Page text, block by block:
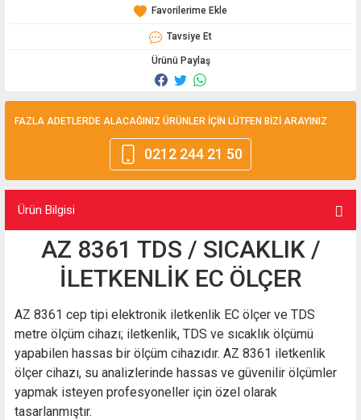
Tavsiye Et
Ürünü Paylaş
FAZLA ADETLERDE ALACAĞINIZ ÜRÜNLER İÇİN LÜTFEN BİZİ ARAYINIZ
0212 244 21 50
Ürün Bilgisi
AZ 8361 TDS / SICAKLIK /
İLETKENLİK EC ÖLÇER
AZ 8361 cep tipi elektronik iletkenlik EC ölçer ve TDS
metre ölçüm cihazı; iletkenlik, TDS ve sıcaklık ölçümü
yapabilen hassas bir ölçüm cihazıdır. AZ 8361 iletkenlik
ölçer cihazı, su analizlerinde hassas ve güvenilir ölçümler
yapmak isteyen profesyoneller için özel olarak
tasarlanmıştır.